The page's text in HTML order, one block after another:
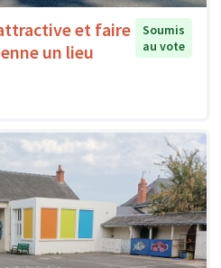
et faire
un lieu
Soumis
au vote